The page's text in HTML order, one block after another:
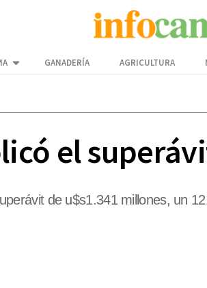
GANADERÍA AGRICULTURA
el
de u$s1.341 millones, un